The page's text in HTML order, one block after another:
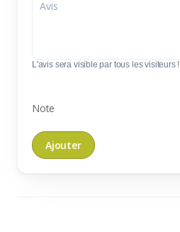
L'avis sera visible par tous les visiteurs !
Note